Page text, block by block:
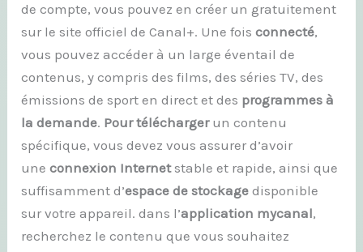
de compte, vous pouvez en créer un gratuitement
sur le site officiel de Canal+. Une foisconnecté,
vous pouvez accéder à un large éventail de
contenus, y compris des films, des séries TV, des
émissions de sport en direct et des programmes à
la demande. Pour téléchargerun contenu
spécifique, vous devez vous assurer d’avoir
uneconnexion Internetstable et rapide, ainsi que
suffisamment d’espace de stockage disponible
sur votre appareil. dans l’application mycanal,
recherchez le contenu que vous souhaitez